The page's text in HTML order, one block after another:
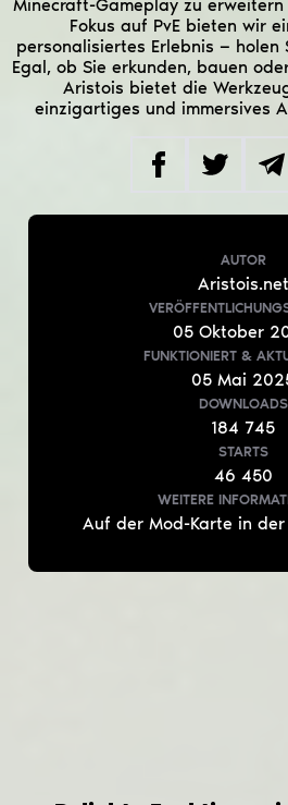
Minecraft-Gameplay zu
Fokus auf PvE bieten wir
personalisiertes Erlebnis — holen
Egal, ob Sie erkunden, bauen
Aristois bietet die
einzigartiges und immersives
AUTOR
Aristois.net
05Oktober
FUNKTIONIERT &
05Mai
DOWNLOADS
184 745
STARTS
46 450
WEITERE
Auf der Mod-Karte in der